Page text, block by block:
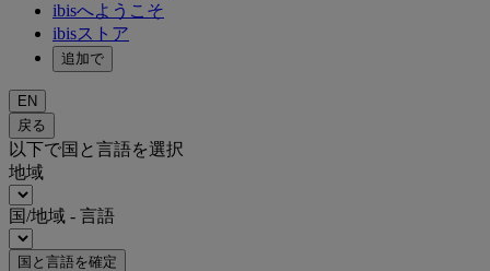
ibisへようこそ
ibisストア
追加で
EN
戻る
以下で国と言語を選択
地域
国/地域 - 言語
国と言語を確定